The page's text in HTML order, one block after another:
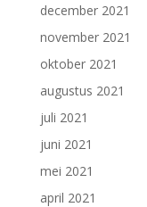
december 2021
november 2021
oktober 2021
augustus 2021
juli 2021
juni 2021
mei 2021
april 2021